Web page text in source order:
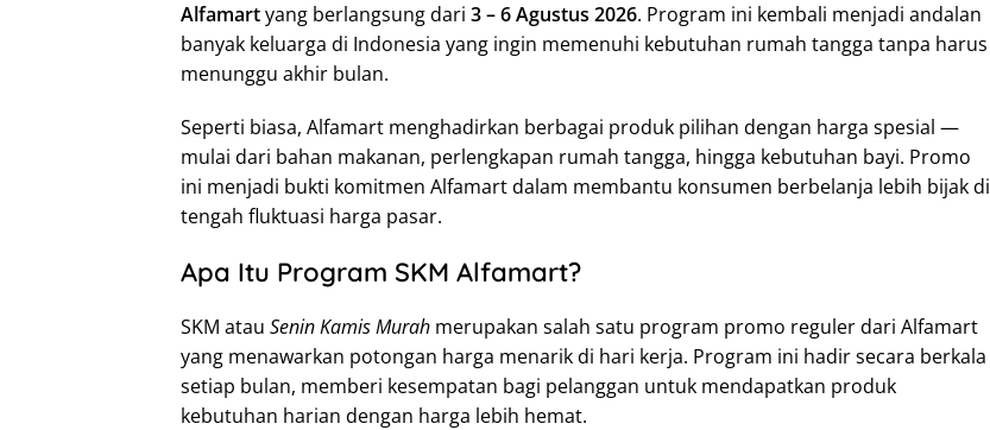
Alfamartyang berlangsung dari 3 – 6 Agustus 2026. Program ini kembali menjadi andalan
banyak keluarga di Indonesia yang ingin memenuhi kebutuhan rumah tangga tanpa harus
menunggu akhir bulan.
Seperti biasa, Alfamart menghadirkan berbagai produk pilihan dengan harga spesial —
mulai dari bahan makanan, perlengkapan rumah tangga, hingga kebutuhan bayi. Promo
ini menjadi bukti komitmen Alfamart dalam membantu konsumen berbelanja lebih bijak di
tengah fluktuasi harga pasar.
Apa Itu Program SKM Alfamart?
SKM atau Senin Kamis Murah merupakan salah satu program promo reguler dari Alfamart
yang menawarkan potongan harga menarik di hari kerja. Program ini hadir secara berkala
setiap bulan, memberi kesempatan bagi pelanggan untuk mendapatkan produk
kebutuhan harian dengan harga lebih hemat.